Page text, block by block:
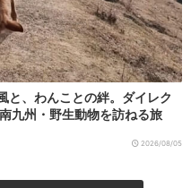
と、わんことの絆。ダイレク
九州・野生動物を訪ねる旅
2026/08/05